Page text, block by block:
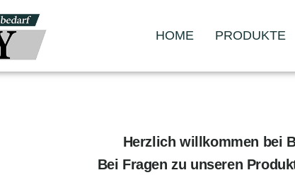
HOME PRODUKTE
Herzlich willkommen bei
Bei Fragen zu unseren